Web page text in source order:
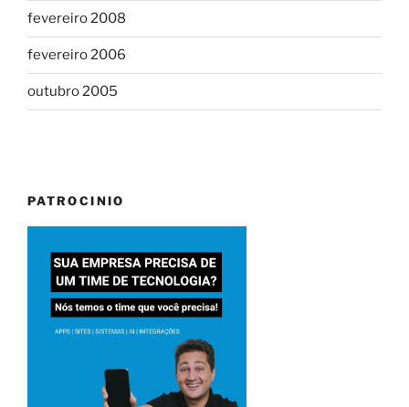
fevereiro 2008
fevereiro 2006
outubro 2005
PATROCINIO